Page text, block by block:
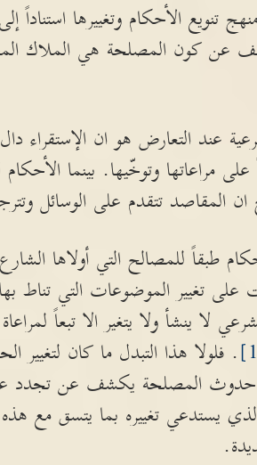
تنويع الأحكام وتغييرها استناداً
كون المصلحة هي الملاك
عند التعارض هو ان الإستقراء
مراعاتها وتوخّيها. بينما
تتقدم على الوسائل
طبقاً للمصالح التي أولاها
تغيير الموضوعات التي تناط
ينشأ ولا يتغير الا تبعاً لمراعاة
. فلولا هذا التبدل ما كان لتغيير
حدوث المصلحة يكشف عن تجدد
يستدعي تغييره بما يتسق مع